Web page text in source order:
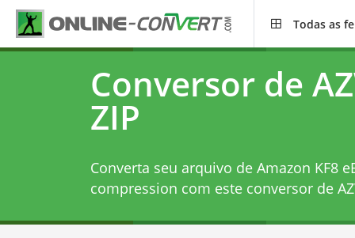
Todas as
Conversor de
ZIP
Converta seu arquivo de Amazon KF8
compression com este conversor de